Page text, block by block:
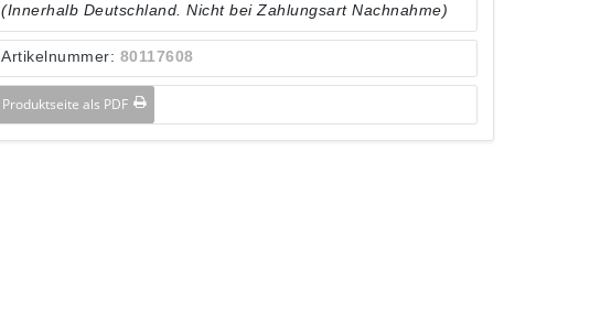
(Innerhalb Deutschland. Nicht bei Zahlungsart Nachnahme)
Artikelnummer: 80117608
Produktseite als PDF